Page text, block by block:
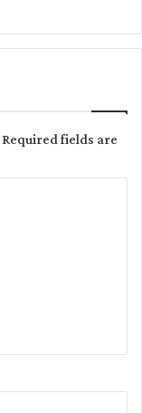
Required fields are
t